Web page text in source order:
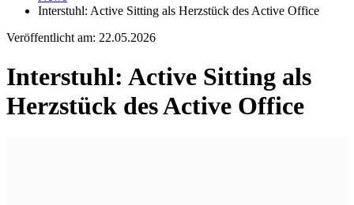
Interstuhl: Active Sitting als Herzstück des Active Office
Veröffentlicht am: 22.05.2026
Interstuhl: Active Sitting als
Herzstück des Active Office